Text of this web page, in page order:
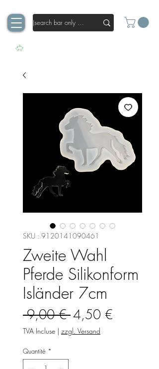
SKU : 9120141090461
Zweite Wahl
Pferde Silikonform
Isländer 7cm
9,00 € Prix
original
4,50 €
TVA Incluse | zzgl. Versand
Quantité *